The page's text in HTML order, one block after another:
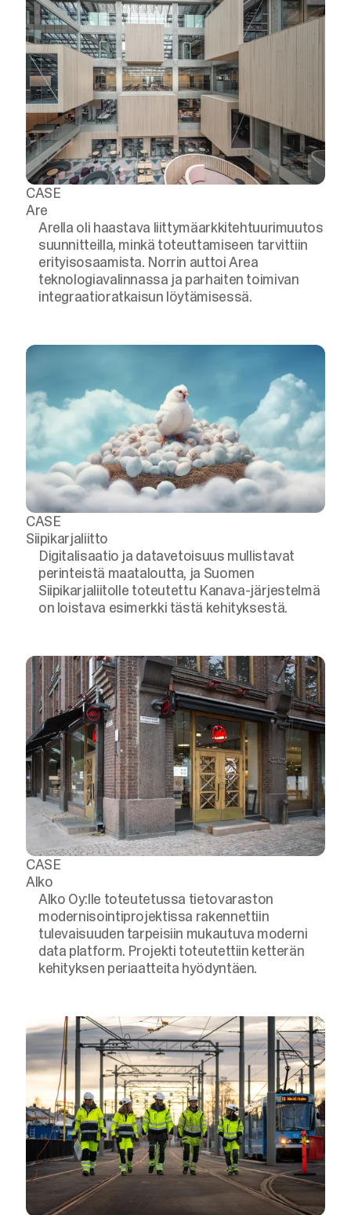
CASE
Are
Arella oli haastava liittymäarkkitehtuurimuutos
suunnitteilla, minkä toteuttamiseen tarvittiin
erityisosaamista. Norrin auttoi Area
teknologiavalinnassa ja parhaiten toimivan
integraatioratkaisun löytämisessä.
CASE
Siipikarjaliitto
Digitalisaatio ja datavetoisuus mullistavat
perinteistä maataloutta, ja Suomen
Siipikarjaliitolle toteutettu Kanava-järjestelmä
on loistava esimerkki tästä kehityksestä.
CASE
Alko
Alko Oy:lle toteutetussa tietovaraston
modernisointiprojektissa rakennettiin
tulevaisuuden tarpeisiin mukautuva moderni
data platform. Projekti toteutettiin ketterän
kehityksen periaatteita hyödyntäen.